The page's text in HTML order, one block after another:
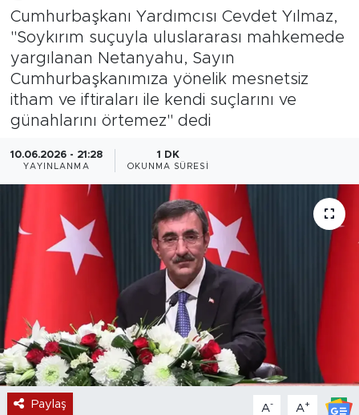
Cumhurbaşkanı Yardımcısı Cevdet Yılmaz,
"Soykırım suçuyla uluslararası mahkemede
yargılanan Netanyahu, Sayın
Cumhurbaşkanımıza yönelik mesnetsiz
itham ve iftiraları ile kendi suçlarını ve
günahlarını örtemez" dedi
10.06.2026 - 21:28
YAYINLANMA
1 DK
OKUNMA SÜRESI
Paylaş A- A+
Magazin
Özel Haber
Politika
Spor
Turizm